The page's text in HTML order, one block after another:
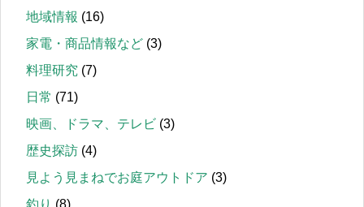
地域情報 (16)
家電・商品情報など (3)
料理研究 (7)
日常 (71)
映画、ドラマ、テレビ (3)
歴史探訪 (4)
見よう見まねでお庭アウトドア (3)
釣り (8)